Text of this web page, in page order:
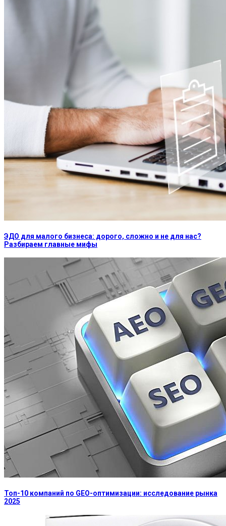
ЭДО для малого бизнеса: дорого, сложно и не для нас?
Разбираем главные мифы
Топ-10 компаний по GEO-оптимизации: исследование рынка
2025